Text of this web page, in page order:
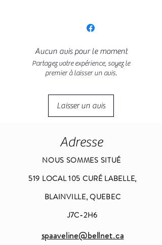
Aucun avis pour le moment
Partagez votre expérience, soyez le
premier à laisser un avis.
Laisser un avis
Adresse
NOUS SOMMES SITUÉ
519 LOCAL 105 CURÉ LABELLE,
BLAINVILLE, QUEBEC
J7C-2H6
spaaveline@bellnet.ca